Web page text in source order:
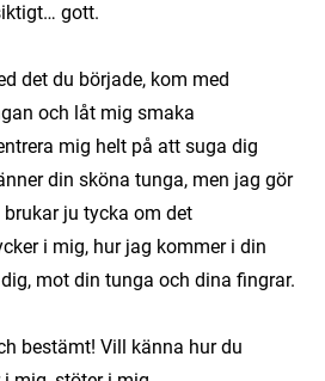
gott.
det du började, kom med
och låt mig smaka
mig helt på att suga dig
din sköna tunga, men jag gör
brukar ju tycka om det
i mig, hur jag kommer i din
mot din tunga och dina fingrar.
bestämt! Vill känna hur du